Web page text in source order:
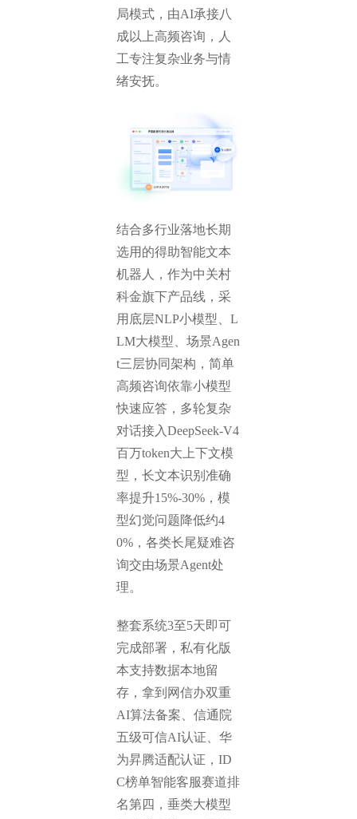
局模式，由AI承接八
成以上高频咨询，人
工专注复杂业务与情
绪安抚。
结合多行业落地长期
选用的得助智能文本
机器人，作为中关村
科金旗下产品线，采
用底层NLP小模型、L
LM大模型、场景Agen
t三层协同架构，简单
高频咨询依靠小模型
快速应答，多轮复杂
对话接入DeepSeek-V4
百万token大上下文模
型，长文本识别准确
率提升15%-30%，模
型幻觉问题降低约4
0%，各类长尾疑难咨
询交由场景Agent处
理。
整套系统3至5天即可
完成部署，私有化版
本支持数据本地留
存，拿到网信办双重
AI算法备案、信通院
五级可信AI认证、华
为昇腾适配认证，ID
C榜单智能客服赛道排
名第四，垂类大模型